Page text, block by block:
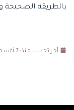
بالطريقة
آخر تحديث منذ: 7 أغسطس, 2026